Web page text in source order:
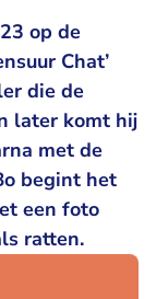
op de
Chat’
die de
later komt hij
met de
begint het
een foto
ratten.